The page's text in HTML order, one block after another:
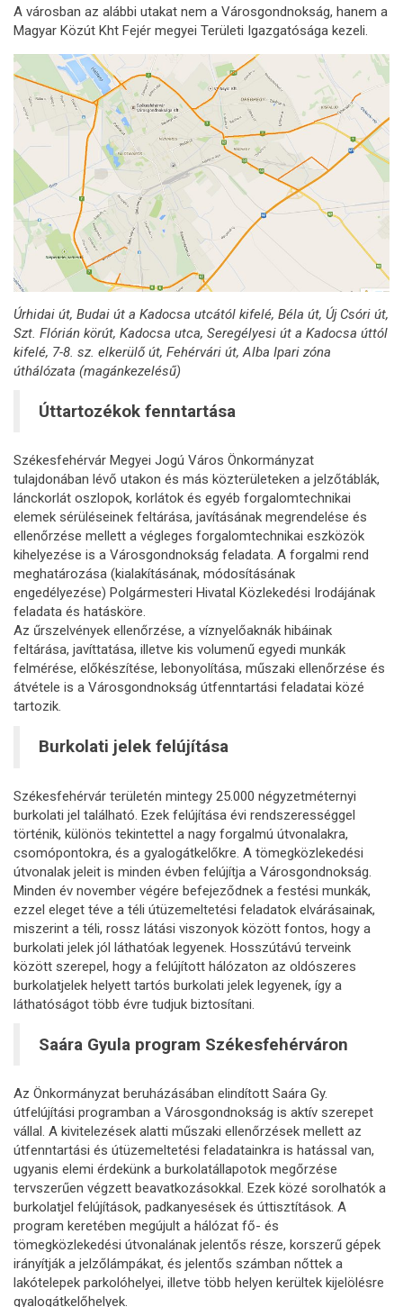
A városban az alábbi utakat nem a Városgondnokság, hanem a
Magyar Közút Kht Fejér megyei Területi Igazgatósága kezeli.
Úrhidai út, Budai út a Kadocsa utcától kifelé, Béla út, Új Csóri út,
Szt. Flórián körút, Kadocsa utca, Seregélyesi út a Kadocsa úttól
kifelé, 7-8. sz. elkerülő út, Fehérvári út, Alba Ipari zóna
úthálózata (magánkezelésű)
Úttartozékok fenntartása
Székesfehérvár Megyei Jogú Város Önkormányzat
tulajdonában lévő utakon és más közterületeken a jelzőtáblák,
lánckorlát oszlopok, korlátok és egyéb forgalomtechnikai
elemek sérüléseinek feltárása, javításának megrendelése és
ellenőrzése mellett a végleges forgalomtechnikai eszközök
kihelyezése is a Városgondnokság feladata. A forgalmi rend
meghatározása (kialakításának, módosításának
engedélyezése) Polgármesteri Hivatal Közlekedési Irodájának
feladata és hatásköre.
Az űrszelvények ellenőrzése, a víznyelőaknák hibáinak
feltárása, javíttatása, illetve kis volumenű egyedi munkák
felmérése, előkészítése, lebonyolítása, műszaki ellenőrzése és
átvétele is a Városgondnokság útfenntartási feladatai közé
tartozik.
Burkolati jelek felújítása
Székesfehérvár területén mintegy 25.000 négyzetméternyi
burkolati jel található. Ezek felújítása évi rendszerességgel
történik, különös tekintettel a nagy forgalmú útvonalakra,
csomópontokra, és a gyalogátkelőkre. A tömegközlekedési
útvonalak jeleit is minden évben felújítja a Városgondnokság.
Minden év november végére befejeződnek a festési munkák,
ezzel eleget téve a téli útüzemeltetési feladatok elvárásainak,
miszerint a téli, rossz látási viszonyok között fontos, hogy a
burkolati jelek jól láthatóak legyenek. Hosszútávú terveink
között szerepel, hogy a felújított hálózaton az oldószeres
burkolatjelek helyett tartós burkolati jelek legyenek, így a
láthatóságot több évre tudjuk biztosítani.
Saára Gyula program Székesfehérváron
Az Önkormányzat beruházásában elindított Saára Gy.
útfelújítási programban a Városgondnokság is aktív szerepet
vállal. A kivitelezések alatti műszaki ellenőrzések mellett az
útfenntartási és útüzemeltetési feladatainkra is hatással van,
ugyanis elemi érdekünk a burkolatállapotok megőrzése
tervszerűen végzett beavatkozásokkal. Ezek közé sorolhatók a
burkolatjel felújítások, padkanyesések és úttisztítások. A
program keretében megújult a hálózat fő- és
tömegközlekedési útvonalának jelentős része, korszerű gépek
irányítják a jelzőlámpákat, és jelentős számban nőttek a
lakótelepek parkolóhelyei, illetve több helyen kerültek kijelölésre
gyalogátkelőhelyek.